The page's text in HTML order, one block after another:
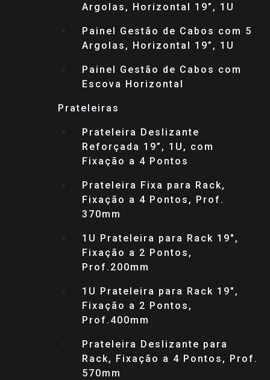
Argolas, Horizontal 19”, 1U
Painel Gestão de Cabos com 5
Argolas, Horizontal 19”, 1U
Painel Gestão de Cabos com
Escova Horizontal
Prateleiras
Prateleira Deslizante
Reforçada 19”, 1U, com
Fixação a 4 Pontos
Prateleira Fixa para Rack,
Fixação a 4 Pontos, Prof.
370mm
1U Prateleira para Rack 19″,
Fixação a 2 Pontos,
Prof.200mm
1U Prateleira para Rack 19″,
Fixação a 2 Pontos,
Prof.400mm
Prateleira Deslizante para
Rack, Fixação a 4 Pontos, Prof.
570mm